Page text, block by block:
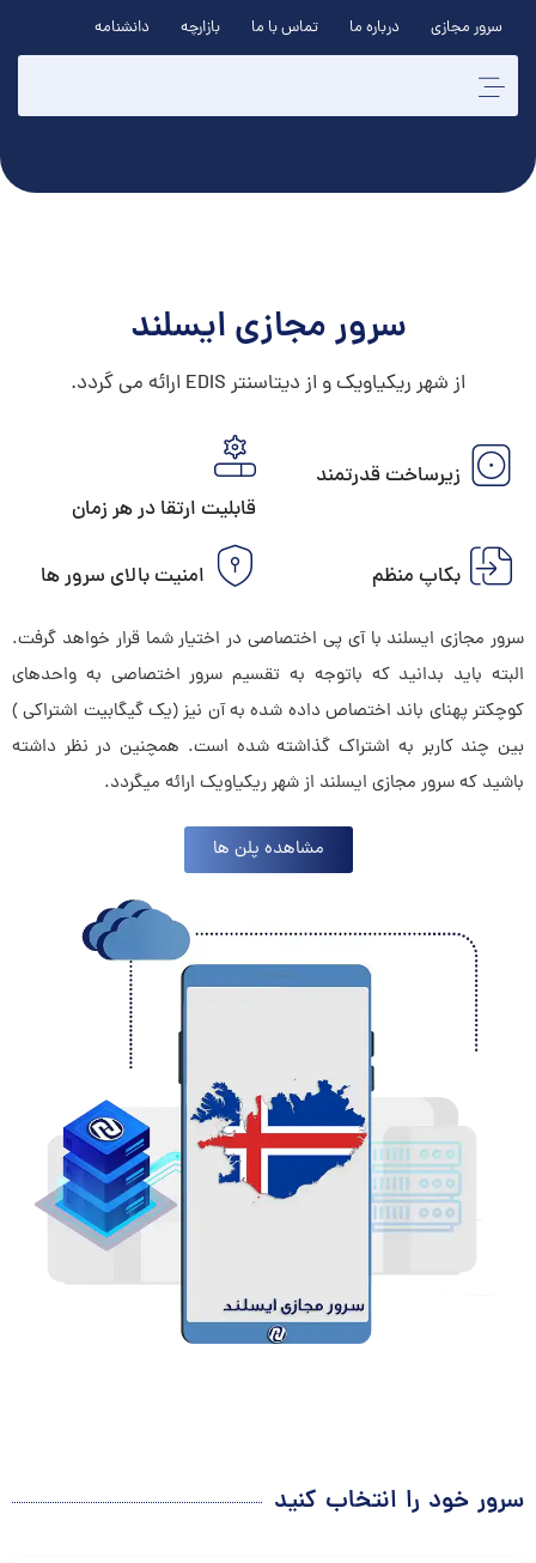
سرور مجازی درباره ما تماس با ما بازارچه دانشنامه
سرور مجازی ایسلند
از شهر ریکیاویک و از دیتاسنتر EDIS ارائه می گردد.
زیرساخت قدرتمند
قابلیت ارتقا در هر زمان
بکاپ منظم امنیت بالای سرور ها
سرور مجازی ایسلند با آی پی اختصاصی در اختیار شما قرار خواهد گرفت.
البته باید بدانید که باتوجه به تقسیم سرور اختصاصی به واحدهای
کوچکتر پهنای باند اختصاص داده شده به آن نیز (یک گیگابیت اشتراکی )
بین چند کاربر به اشتراک گذاشته شده است. همچنین در نظر داشته
باشید که سرور مجازی ایسلند از شهر ریکیاویک ارائه میگردد.
مشاهده پلن ها
سرور خود را انتخاب کنید